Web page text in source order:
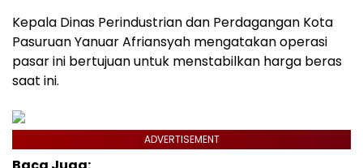
Kepala Dinas Perindustrian dan Perdagangan Kota
Pasuruan Yanuar Afriansyah mengatakan operasi
pasar ini bertujuan untuk menstabilkan harga beras
saat ini.
ADVERTISEMENT